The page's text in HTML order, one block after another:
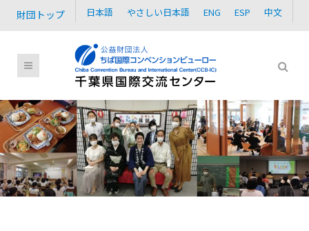
財団トップ 日本語 やさしい日本語 ENG ESP 中文